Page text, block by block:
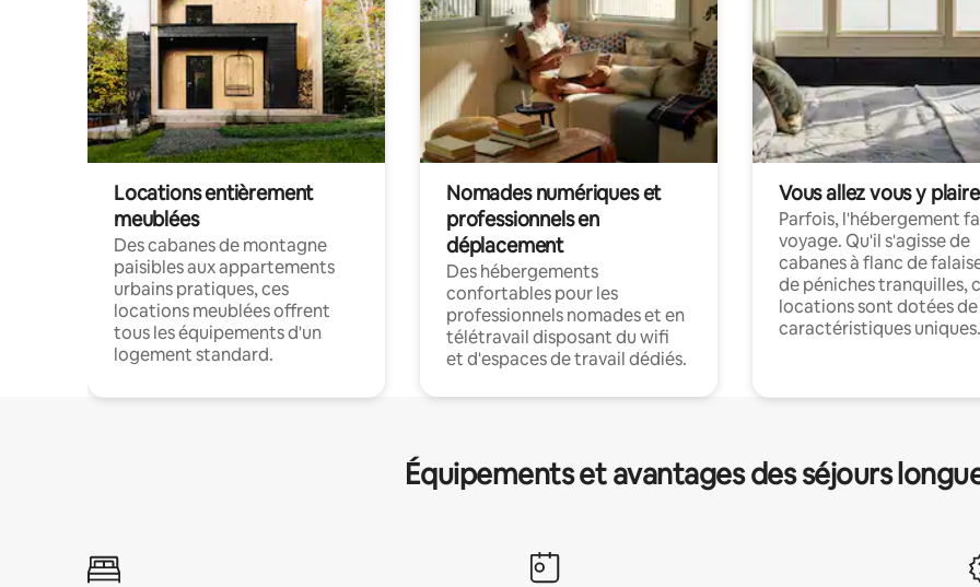
Locations entièrement
meublées
Des cabanes de montagne
paisibles aux appartements
urbains pratiques, ces
locations meublées offrent
tous les équipements d'un
logement standard.
Nomades numériques et
professionnels en
déplacement
Des hébergements
confortables pour les
professionnels nomades et en
télétravail disposant du wifi
et d'espaces de travail dédiés.
Vous allez vous y plaire
Parfois, l'hébergement
voyage. Qu'il s'agisse de
cabanes à flanc de
de péniches tranquilles,
locations sont dotées de
caractéristiques uniques.
Équipements et avantages des séjours